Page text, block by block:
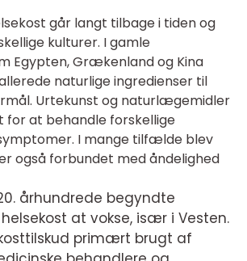
går langt tilbage i tiden og
kulturer. I gamle
Egypten, Grækenland og Kina
naturlige ingredienser til
Urtekunst og naturlægemidler
for at behandle forskellige
I mange tilfælde blev
også forbundet med åndelighed
århundrede begyndte
at vokse, især i Vesten.
primært brugt af